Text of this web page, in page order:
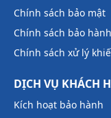
Chính sách bảo mật
Chính sách bảo hành
Chính sách xử lý
DỊCH VỤ KHÁCH
Kích hoạt bảo hành